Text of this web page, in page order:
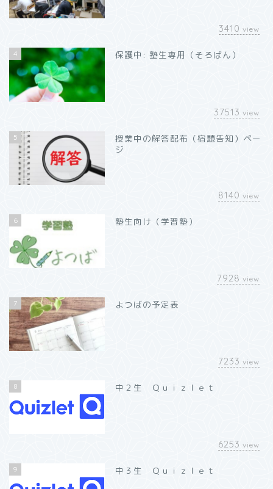
3410 view
4 保護中: 塾生専用（そろばん）
37513 view
5
授業中の解答配布（宿題告知）ペー
ジ
8140 view
6 塾生向け（学習塾）
7928 view
7 よつばの予定表
7233 view
8 中２生 Ｑｕｉｚｌｅｔ
6253 view
9 中３生 Ｑｕｉｚｌｅｔ